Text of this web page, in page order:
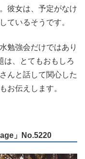
彼女は、予定がなけ
ているそうです。
勉強会だけではあり
は、とてもおもしろ
んと話して関心した
お伝えします。
」No.5220